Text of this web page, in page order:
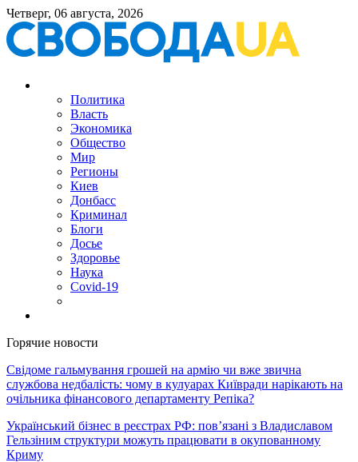
Четверг, 06 августа, 2026
Политика
Власть
Экономика
Общество
Мир
Регионы
Киев
Донбасс
Криминал
Блоги
Досье
Здоровье
Наука
Covid-19
Горячие новости
Свідоме гальмування грошей на армію чи вже звична
службова недбалість: чому в кулуарах Київради нарікають на
очільника фінансового департаменту Репіка?
Український бізнес в реєстрах РФ: пов’язані з Владиславом
Гельзіним структури можуть працювати в окупованному
Криму